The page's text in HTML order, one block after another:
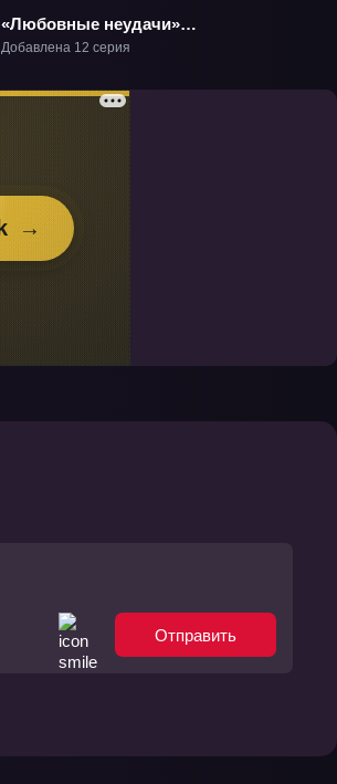
«Любовные неудачи»
ТВ-1
Добавлена 12 серия
Отправить